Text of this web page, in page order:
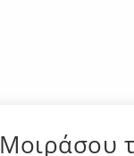
Μοιράσου